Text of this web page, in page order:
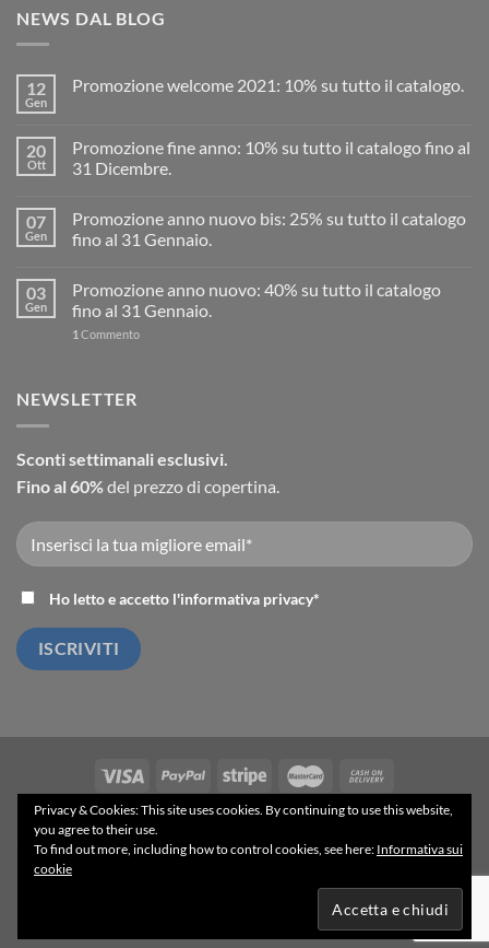
NEWS DAL BLOG
12
Gen
Promozione welcome 2021: 10% su tutto il catalogo.
20
Ott
Promozione fine anno: 10% su tutto il catalogo fino al
31 Dicembre.
07
Gen
Promozione anno nuovo bis: 25% su tutto il catalogo
fino al 31 Gennaio.
03
Gen
Promozione anno nuovo: 40% su tutto il catalogo
fino al 31 Gennaio.
1 Commento
NEWSLETTER
Sconti settimanali esclusivi.
Fino al 60%del prezzo di copertina.
Ho letto e accetto l'informativa privacy*
ACCESSO INGROSSO BLOG
PRIVACY POLICY
Powered by - 2025 ©
Privacy & Cookies: This site uses cookies. By continuing to use this website,
you agree to their use.
To find out more, including how to control cookies, see here: Informativa sui
cookie